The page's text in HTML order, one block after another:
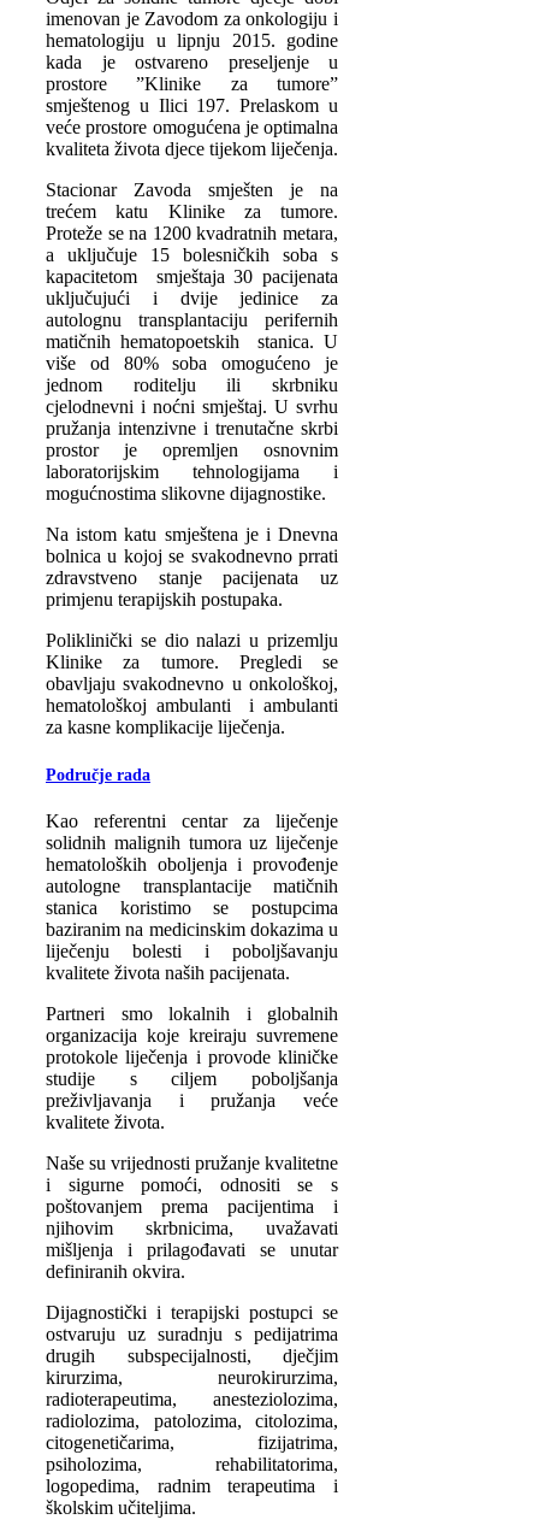
imenovan je Zavodom za onkologiju i
hematologiju u lipnju 2015. godine
kada je ostvareno preseljenje u
prostore ”Klinike za tumore”
smještenog u Ilici 197. Prelaskom u
veće prostore omogućena je optimalna
kvaliteta života djece tijekom liječenja.
Stacionar Zavoda smješten je na
trećem katu Klinike za tumore.
Proteže se na 1200 kvadratnih metara,
a uključuje 15 bolesničkih soba s
kapacitetom smještaja 30 pacijenata
uključujući i dvije jedinice za
autolognu transplantaciju perifernih
matičnih hematopoetskih stanica. U
više od 80% soba omogućeno je
jednom roditelju ili skrbniku
cjelodnevni i noćni smještaj. U svrhu
pružanja intenzivne i trenutačne skrbi
prostor je opremljen osnovnim
laboratorijskim tehnologijama i
mogućnostima slikovne dijagnostike.
Na istom katu smještena je i Dnevna
bolnica u kojoj se svakodnevno prrati
zdravstveno stanje pacijenata uz
primjenu terapijskih postupaka.
Poliklinički se dio nalazi u prizemlju
Klinike za tumore. Pregledi se
obavljaju svakodnevno u onkološkoj,
hematološkoj ambulanti i ambulanti
za kasne komplikacije liječenja.
Područje rada
Kao referentni centar za liječenje
solidnih malignih tumora uz liječenje
hematoloških oboljenja i provođenje
autologne transplantacije matičnih
stanica koristimo se postupcima
baziranim na medicinskim dokazima u
liječenju bolesti i poboljšavanju
kvalitete života naših pacijenata.
Partneri smo lokalnih i globalnih
organizacija koje kreiraju suvremene
protokole liječenja i provode kliničke
studije s ciljem poboljšanja
preživljavanja i pružanja veće
kvalitete života.
Naše su vrijednosti pružanje kvalitetne
i sigurne pomoći, odnositi se s
poštovanjem prema pacijentima i
njihovim skrbnicima, uvažavati
mišljenja i prilagođavati se unutar
definiranih okvira.
Dijagnostički i terapijski postupci se
ostvaruju uz suradnju s pedijatrima
drugih subspecijalnosti, dječjim
kirurzima, neurokirurzima,
radioterapeutima, anesteziolozima,
radiolozima, patolozima, citolozima,
citogenetičarima, fizijatrima,
psiholozima, rehabilitatorima,
logopedima, radnim terapeutima i
školskim učiteljima.